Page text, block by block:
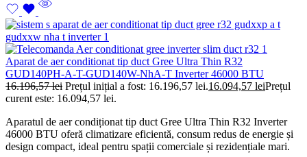
Aparat de aer conditionat tip duct Gree Ultra Thin R32
GUD140PH-A-T-GUD140W-NhA-T Inverter 46000 BTU
16.196,57lei Prețul inițial a fost: 16.196,57 lei.16.094,57 leiPrețul
curent este: 16.094,57 lei.
Aparatul de aer condiționat tip duct Gree Ultra Thin R32 Inverter
46000 BTU oferă climatizare eficientă, consum redus de energie și
design compact, ideal pentru spații comerciale și rezidențiale mari.